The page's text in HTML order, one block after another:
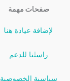
صفحات مهمة
لإضافة عيادة هنا
راسلنا للدعم
سياسية الخصوصية